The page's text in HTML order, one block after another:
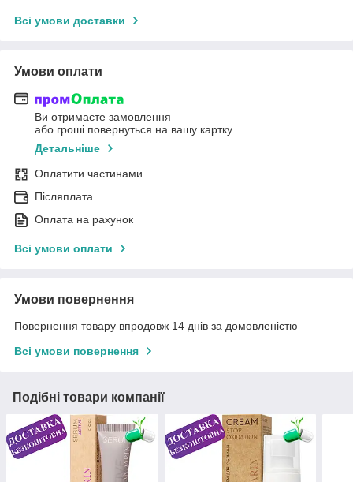
Всі умови доставки
Умови оплати
Ви отримаєте замовлення
або гроші повернуться на вашу картку
Детальніше
Оплатити частинами
Післяплата
Оплата на рахунок
Всі умови оплати
Умови повернення
Повернення товару впродовж 14 днів за домовленістю
Всі умови повернення
Подібні товари компанії